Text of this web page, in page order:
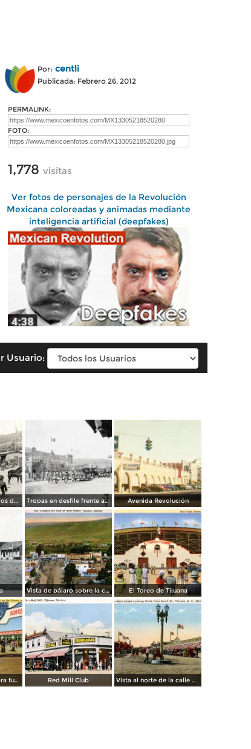
Por: centli
Publicada: Febrero 26, 2012
PERMALINK:
FOTO:
1,778 visitas
Ver fotos de personajes de la Revolución
Mexicana coloreadas y animadas mediante
inteligencia artificial (deepfakes)
Usuario:
Transporte de caballos del hipódromo hacia Estados Unidos Tropas en desfile frente al Palacio Federal Avenida Revolución
Vista de pájaro sobre la calle principal de Tijuana El Toreo de Tijuana
Carreta de burros para turistas Red Mill Club Vista al norte de la calle principal, desde la Calle Sur